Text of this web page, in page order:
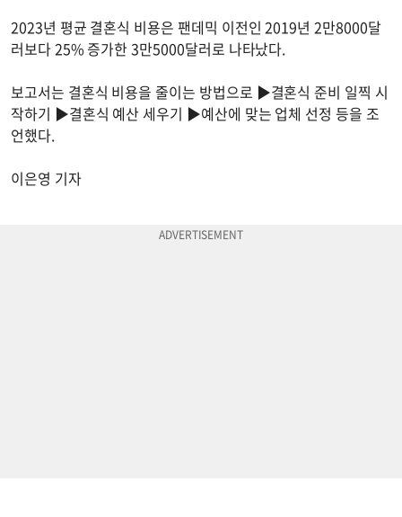
2023년 평균 결혼식 비용은 팬데믹 이전인 2019년 2만8000달
러보다 25% 증가한 3만5000달러로 나타났다.
보고서는 결혼식 비용을 줄이는 방법으로 ▶결혼식 준비 일찍 시
작하기 ▶결혼식 예산 세우기 ▶예산에 맞는 업체 선정 등을 조
언했다.
이은영 기자